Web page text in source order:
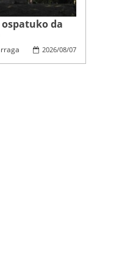
da
2026/08/07